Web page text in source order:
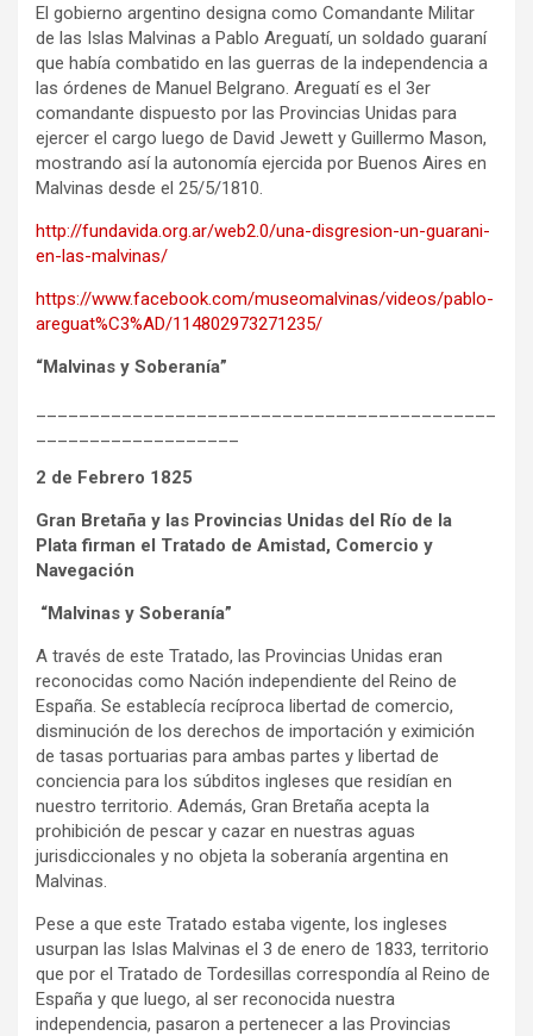
El gobierno argentino designa como Comandante Militar
de las Islas Malvinas a Pablo Areguatí, un soldado guaraní
que había combatido en las guerras de la independencia a
las órdenes de Manuel Belgrano. Areguatí es el 3er
comandante dispuesto por las Provincias Unidas para
ejercer el cargo luego de David Jewett y Guillermo Mason,
mostrando así la autonomía ejercida por Buenos Aires en
Malvinas desde el 25/5/1810.
http://fundavida.org.ar/web2.0/una-disgresion-un-guarani-
en-las-malvinas/
https://www.facebook.com/museomalvinas/videos/pablo-
areguat%C3%AD/114802973271235/
“Malvinas y Soberanía”
2 de Febrero 1825
Gran Bretaña y las Provincias Unidas del Río de la
Plata firman el Tratado de Amistad, Comercio y
Navegación
“Malvinas y Soberanía”
A través de este Tratado, las Provincias Unidas eran
reconocidas como Nación independiente del Reino de
España. Se establecía recíproca libertad de comercio,
disminución de los derechos de importación y eximición
de tasas portuarias para ambas partes y libertad de
conciencia para los súbditos ingleses que residían en
nuestro territorio. Además, Gran Bretaña acepta la
prohibición de pescar y cazar en nuestras aguas
jurisdiccionales y no objeta la soberanía argentina en
Malvinas.
Pese a que este Tratado estaba vigente, los ingleses
usurpan las Islas Malvinas el 3 de enero de 1833, territorio
que por el Tratado de Tordesillas correspondía al Reino de
España y que luego, al ser reconocida nuestra
independencia, pasaron a pertenecer a las Provincias